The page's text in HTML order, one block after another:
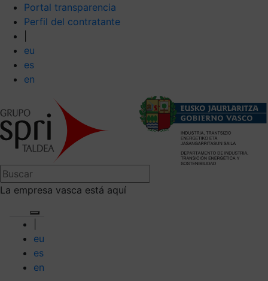
Portal transparencia
Perfil del contratante
eu
es
en
La empresa vasca está aquí
eu
es
en